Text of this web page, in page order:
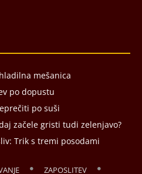
mešanica
po dopustu
po suši
začele gristi tudi zelenjavo?
Trik s tremi posodami
ZAPOSLITEV